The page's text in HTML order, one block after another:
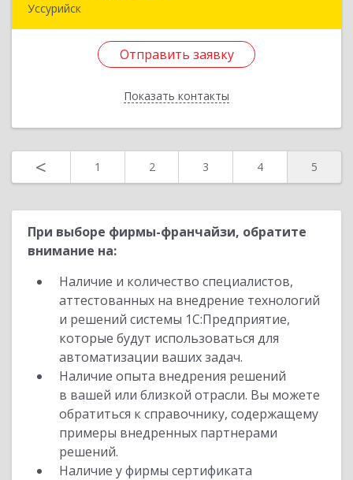
Уссурийск
Отправить заявку
Показать контакты
ул, дом № 7А
< 1 2 3 4 5
При выборе фирмы-франчайзи, обратите
внимание на:
Наличие и количество специалистов,
аттестованных на внедрение технологий
и решений системы 1С:Предприятие,
которые будут использоваться для
автоматизации ваших задач.
Наличие опыта внедрения решений
в вашей или близкой отрасли. Вы можете
обратиться к справочнику, содержащему
примеры внедренных партнерами
решений.
Наличие у фирмы сертификата